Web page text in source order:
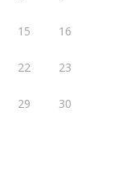
15 16
22 23
29 30